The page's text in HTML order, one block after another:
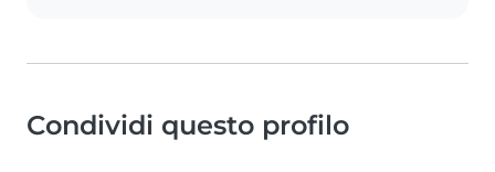
Condividi questo profilo